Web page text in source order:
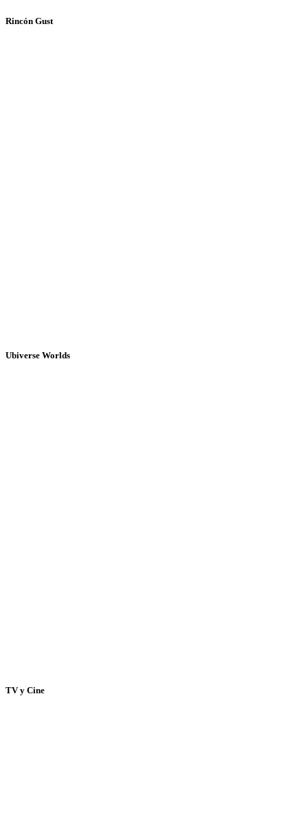
Rincón Gust
Ubiverse Worlds
TV y Cine